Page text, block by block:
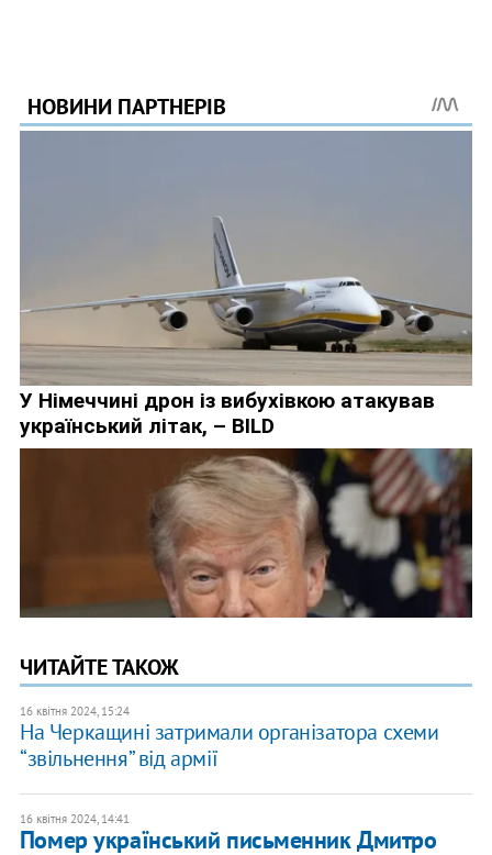
ЧИТАЙТЕ ТАКОЖ
16 квітня 2024, 15:24
На Черкащині затримали організатора схеми
“звільнення” від армії
16 квітня 2024, 14:41
Помер український письменник Дмитро